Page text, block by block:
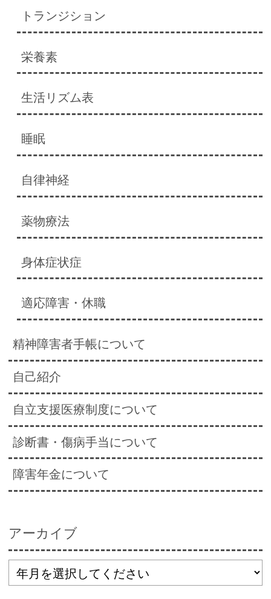
トランジション
栄養素
生活リズム表
睡眠
自律神経
薬物療法
身体症状症
適応障害・休職
精神障害者手帳について
自己紹介
自立支援医療制度について
診断書・傷病手当について
障害年金について
アーカイブ